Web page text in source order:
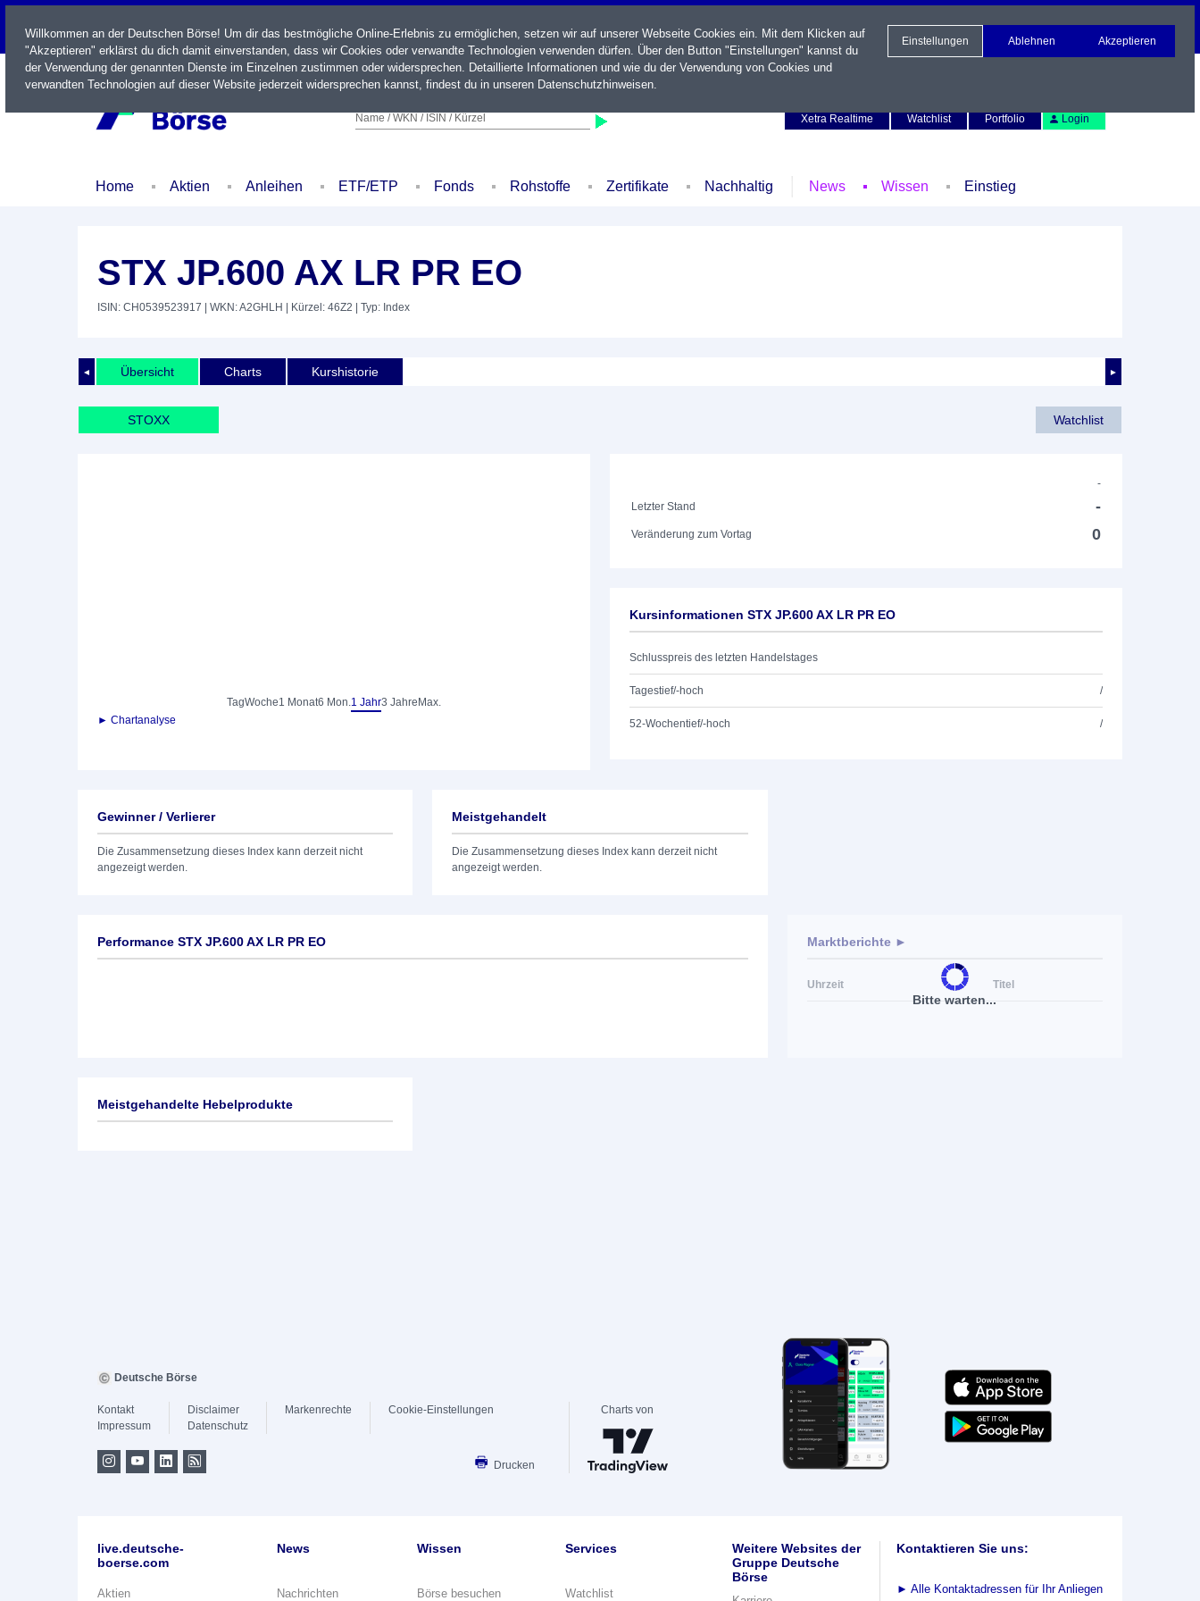
LIVE
Name / WKN / ISIN / Kürzel
Xetra Realtime
Watchlist Portfolio Login
Home Aktien Anleihen ETF/ETP Fonds Rohstoffe Zertifikate Nachhaltig News Wissen Einstieg
STX JP.600 AX LR PR EO
ISIN: CH0539523917 | WKN: A2GHLH | Kürzel: 46Z2 | Typ: Index
◄ ►
Übersicht Charts Kurshistorie
STOXX Watchlist
TagWoche1 Monat6 Mon.1 Jahr3 Jahre Max.
► Chartanalyse
-
Letzter Stand
-
Veränderung zum Vortag 0
Kursinformationen STX JP.600 AX LR PR EO
Schlusspreis des letzten Handelstages
Tagestief/-hoch /
52-Wochentief/-hoch /
Gewinner / Verlierer
Die Zusammensetzung dieses Index kann derzeit nicht
angezeigt werden.
Meistgehandelt
Die Zusammensetzung dieses Index kann derzeit nicht
angezeigt werden.
Performance STX JP.600 AX LR PR EO
Bitte warten...
Marktberichte ►
Uhrzeit Titel
Meistgehandelte Hebelprodukte
Willkommen an der Deutschen Börse! Um dir das bestmögliche Online-Erlebnis zu ermöglichen, setzen wir auf unserer Webseite Cookies ein. Mit dem Klicken auf
"Akzeptieren" erklärst du dich damit einverstanden, dass wir Cookies oder verwandte Technologien verwenden dürfen. Über den Button "Einstellungen" kannst du
der Verwendung der genannten Dienste im Einzelnen zustimmen oder widersprechen. Detaillierte Informationen und wie du der Verwendung von Cookies und
verwandten Technologien auf dieser Website jederzeit widersprechen kannst, findest du in unseren Datenschutzhinweisen.
Einstellungen Ablehnen Akzeptieren
Deutsche Börse
Kontakt
Impressum
Disclaimer
Datenschutz
Markenrechte Cookie-Einstellungen
Drucken
Charts von
live.deutsche-
boerse.com
Aktien
News
Nachrichten
Wissen
Börse besuchen
Services
Watchlist
Weitere Websites der
Gruppe Deutsche
Börse
Kontaktieren Sie uns:
► Alle Kontaktadressen für Ihr Anliegen